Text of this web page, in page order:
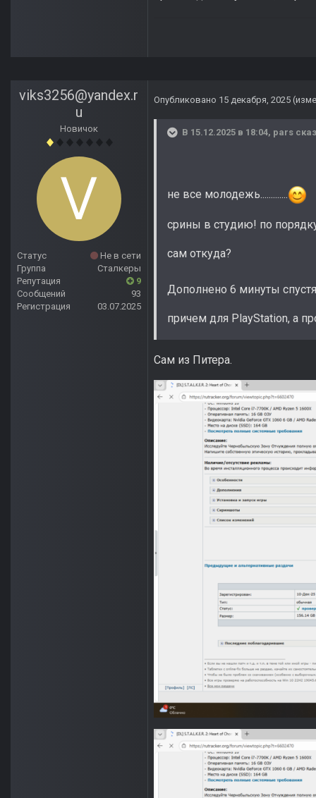
viks3256@yandex.r
u
Новичок
Статус
Не в сети
Группа
Сталкеры
Репутация
9
Сообщений
93
Регистрация
03.07.2025
Опубликовано 15 декабря, 2025
В 15.12.2025 в 18:04, pars
не все молодежь.............
срины в студию! по
сам откуда?
Дополнено 6 минуты спустя
причем для PlayStation, а
Сам из Питера.